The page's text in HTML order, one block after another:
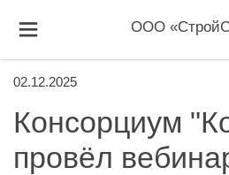
ООО
02.12.2025
Консорциум
провёл